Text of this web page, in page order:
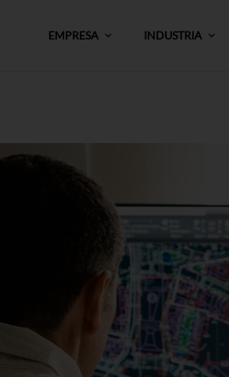
EMPRESA INDUSTRIA